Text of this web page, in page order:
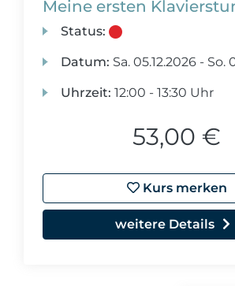
Meine ersten
Status:
Datum: Sa. 05.12.2026 - So.
Uhrzeit: 12:00 - 13:30 Uhr
53,00 €
Kurs merken
weitere Details